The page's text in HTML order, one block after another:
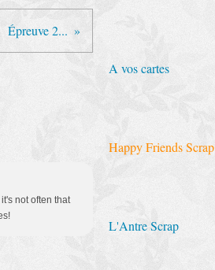
Épreuve 2...
not often that
A vos cartes
Happy Friends Scrap
L'Antre Scrap